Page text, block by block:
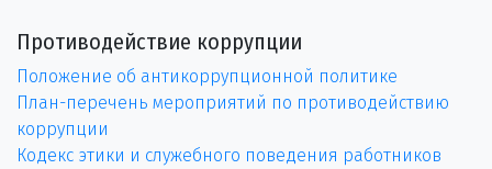
Противодействие коррупции
Положение об антикоррупционной политике
План-перечень мероприятий по противодействию
коррупции
Кодекс этики и служебного поведения работников